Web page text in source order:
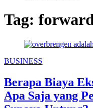
Tag:
Categories
BUSINESS
Berapa Biaya
Apa Saja yang